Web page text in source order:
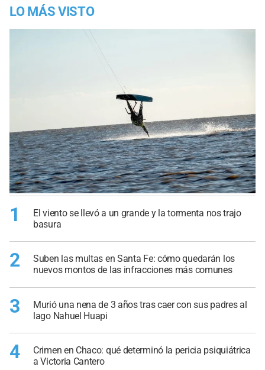
LO MÁS VISTO
1
El viento se llevó a un grande y la tormenta nos trajo
basura
2
Suben las multas en Santa Fe: cómo quedarán los
nuevos montos de las infracciones más comunes
3
Murió una nena de 3 años tras caer con sus padres al
lago Nahuel Huapi
4
Crimen en Chaco: qué determinó la pericia psiquiátrica
a Victoria Cantero